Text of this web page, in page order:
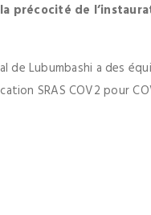
précocité de
Lubumbashi a des
SRAS COV2 pour